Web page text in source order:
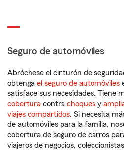
Seguro de automóviles
Abróchese el cinturón de
obtenga el seguro de automóviles
satisface sus necesidades. Tiene
cobertura contra choques y
viajes compartidos. Si necesita
de automóviles para la familia,
cobertura de seguro de carros
viajeros de negocios,